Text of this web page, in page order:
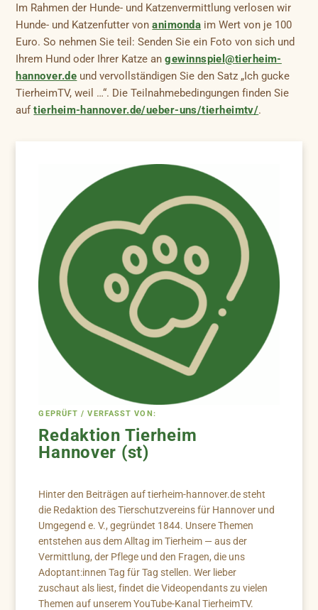
Im Rahmen der Hunde- und Katzenvermittlung verlosen wir
Hunde- und Katzenfutter vonanimonda im Wert von je 100
Euro. So nehmen Sie teil: Senden Sie ein Foto von sich und
Ihrem Hund oder Ihrer Katze angewinnspiel@tierheim-
hannover.de und vervollständigen Sie den Satz „Ich gucke
TierheimTV, weil …“. Die Teilnahmebedingungen finden Sie
auftierheim-hannover.de/ueber-uns/tierheimtv/.
GEPRÜFT / VERFASST VON:
Redaktion Tierheim
Hannover (st)
Hinter den Beiträgen auf tierheim-hannover.de steht
die Redaktion des Tierschutzvereins für Hannover und
Umgegend e. V., gegründet 1844. Unsere Themen
entstehen aus dem Alltag im Tierheim — aus der
Vermittlung, der Pflege und den Fragen, die uns
Adoptant:innen Tag für Tag stellen. Wer lieber
zuschaut als liest, findet die Videopendants zu vielen
Themen auf unserem YouTube-Kanal TierheimTV.